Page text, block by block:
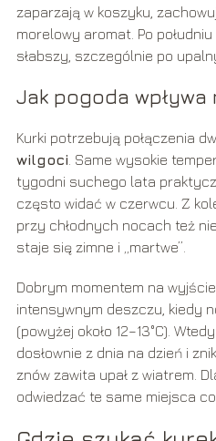
zaparzają w koszyku,
morelowy aromat. Po
słabszy, szczególnie po
Jak pogoda wpływa
Kurki potrzebują połączenia
wilgoci . Same wysokie
tygodni suchego lata
często widać w czerwcu. Z
przy chłodnych nocach też
staje się zimne i „martwe”.
Dobrym momentem na
intensywnym deszczu, kiedy
(powyżej około 12–13°C).
dosłownie z dnia na dzień i
znów zawita upał z wiatrem.
odwiedzać te same miejsca co